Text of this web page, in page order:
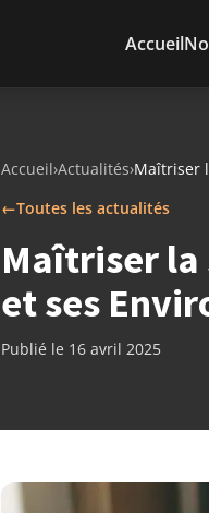
Accueil
Accueil›Actualités›Maîtriser
←Toutes les actualités
Maîtriser la
et ses
Publié le 16 avril 2025